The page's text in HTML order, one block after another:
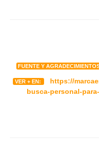
FUENTE Y
VER + EN:
https://
busca-personal-